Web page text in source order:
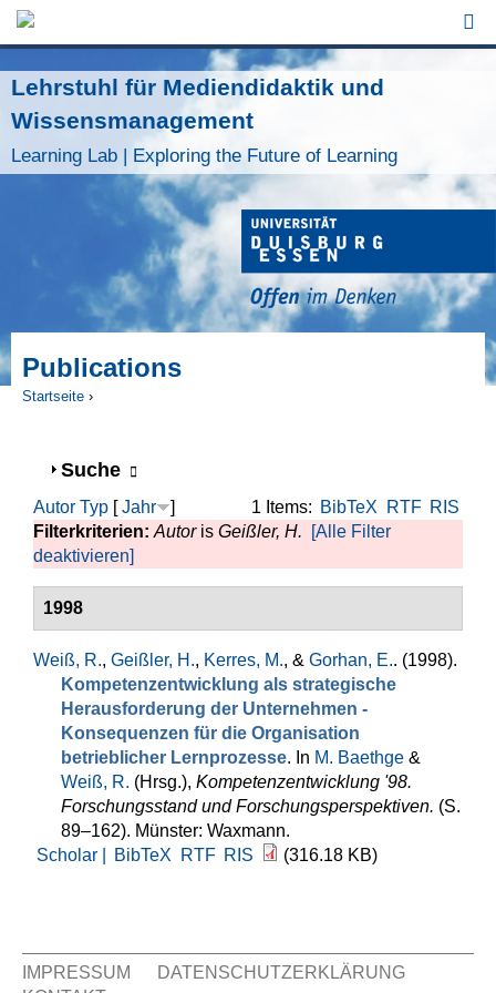
Jump to Navigation
Lehrstuhl für Mediendidaktik und
Wissensmanagement
Learning Lab | Exploring the Future of Learning
Publications
Startseite ›
Anzeigen
Suche
1 Items: BibTeX RTF RIS
Autor Typ [Jahr
]
Filterkriterien: Autoris Geißler, H.
[Alle Filter
deaktivieren]
1998
Weiß, R., Geißler, H., Kerres, M., & Gorhan, E.. (1998).
Kompetenzentwicklung als strategische
Herausforderung der Unternehmen -
Konsequenzen für die Organisation
betrieblicher Lernprozesse. In M. Baethge &
Weiß, R. (Hrsg.), Kompetenzentwicklung '98.
Forschungsstand und Forschungsperspektiven. (S.
89–162). Münster: Waxmann.
Scholar |
BibTeX RTF RIS (316.18 KB)
IMPRESSUM
DATENSCHUTZERKLÄRUNG